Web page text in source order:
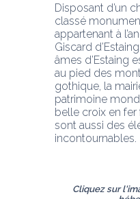
Disposant d’un
classé
appartenant à
Giscard
âmes d’Estaing
au pied des
gothique, la
patrimoine
belle croix en fer
sont aussi des
incontournables.
Cliquez sur